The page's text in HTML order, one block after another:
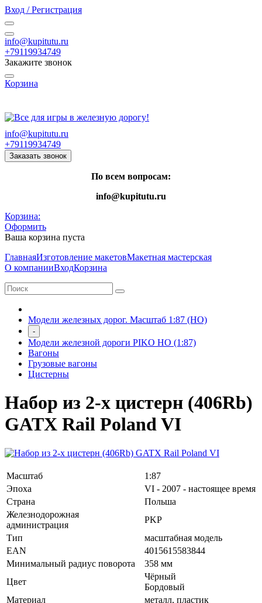
Вход / Регистрация
info@kupitutu.ru
+79119934749
Закажите звонок
Корзина
info@kupitutu.ru
+79119934749
Заказать звонок
По всем вопросам:
info@kupitutu.ru
Корзина:
Оформить
Ваша корзина пуста
ГлавнаяИзготовление макетовМакетная мастерская
О компанииВходКорзина
Модели железных дорог. Масштаб 1:87 (HO)
-
Модели железной дороги PIKO HO (1:87)
Вагоны
Грузовые вагоны
Цистерны
Набор из 2-х цистерн (406Rb)
GATX Rail Poland VI
Масштаб
1:87
Эпоха
VI - 2007 - настоящее время
Страна
Польша
Железнодорожная
администрация
PKP
Тип
масштабная модель
EAN
4015615583844
Минимальный радиус поворота
358 мм
Цвет
Чёрный
Бордовый
Материал
металл, пластик